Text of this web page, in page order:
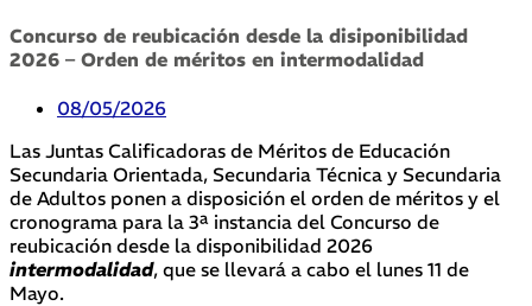
Concurso de reubicación desde la disiponibilidad
2026 – Orden de méritos en intermodalidad
08/05/2026
Las Juntas Calificadoras de Méritos de Educación
Secundaria Orientada, Secundaria Técnica y Secundaria
de Adultos ponen a disposición el orden de méritos y el
cronograma para la 3ª instancia del Concurso de
reubicación desde la disponibilidad 2026
intermodalidad, que se llevará a cabo el lunes 11 de
Mayo.